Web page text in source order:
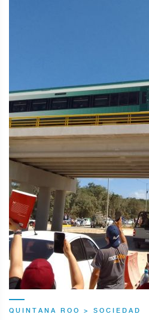
QUINTANA ROO > SOCIEDAD